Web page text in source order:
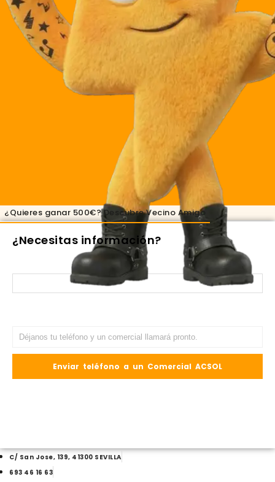
¿Quieres ganar 500€? Descubre Vecino Amigo​
¿Necesitas información?
C/ San Jose, 139, 41300 SEVILLA
693 46 16 63